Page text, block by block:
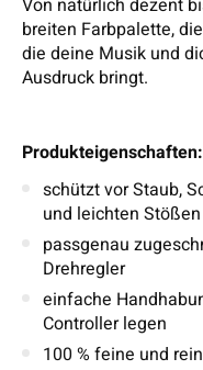
breiten Farbpalette,
die deine Musik und
Ausdruck bringt.
Produkteigenschaften:
schützt vor Staub,
und leichten Stößen
passgenau
Drehregler
einfache
Controller legen
100 % feine und